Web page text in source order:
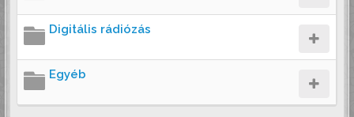
Digitális rádiózás
Egyéb